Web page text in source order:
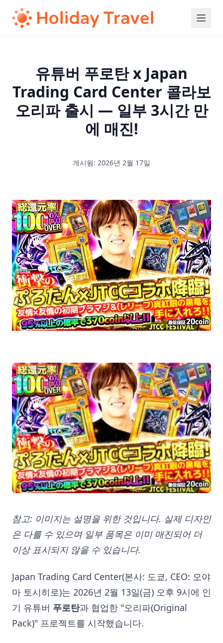
유튜버 푸로탄 x Japan
Trading Card Center 콜라보
오리파 출시 — 일부 3시간 만
에 매진!
게시됨: 2026년 2월 17일
참고: 이미지는 설명을 위한 것입니다. 실제 디자인
은 다를 수 있으며 일부 품목은 이미 매진되어 더
이상 표시되지 않을 수 있습니다.
Japan Trading Card Center(본사: 도쿄, CEO: 오야
마 토시히로)는 2026년 2월 13일(금) 오후 9시에 인
기 유튜버 푸로탄과 협업한 "오리파(Original
Pack)" 프로젝트를 시작했습니다.